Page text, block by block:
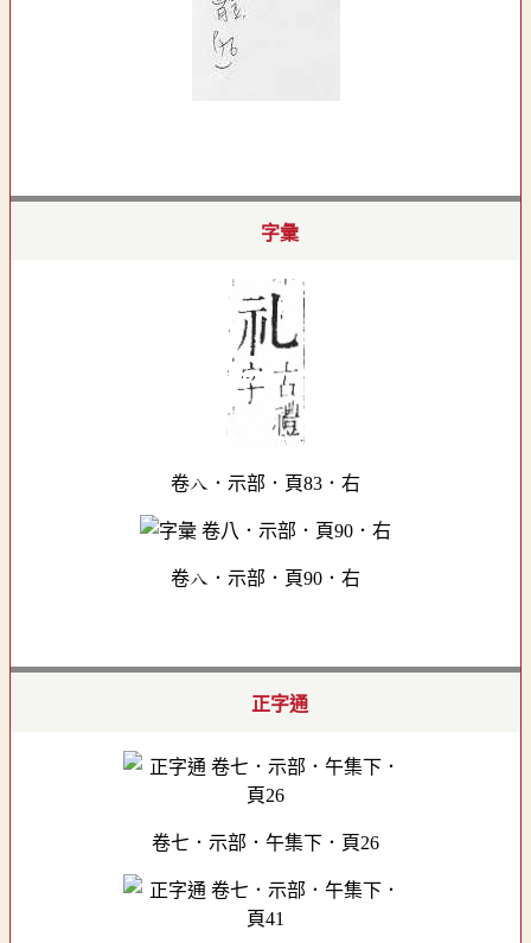
字彙
卷八．示部．頁83．右
卷八．示部．頁90．右
正字通
卷七．示部．午集下．頁26